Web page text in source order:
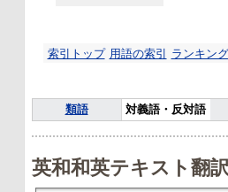
索引トップ 用語の索引 ランキング
類語 対義語・反対語
英和和英テキスト翻